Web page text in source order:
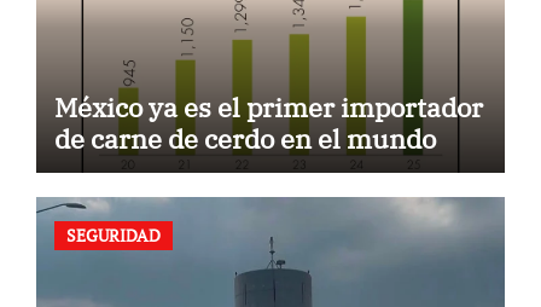
México ya es el primer importador
de carne de cerdo en el mundo
SEGURIDAD